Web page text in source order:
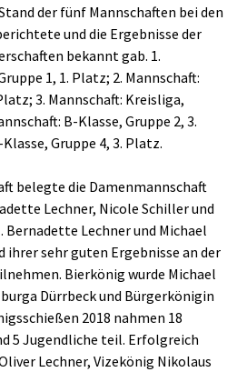
der fünf Mannschaften bei den
und die Ergebnisse der
bekannt gab. 1.
1, 1. Platz; 2. Mannschaft:
3. Mannschaft: Kreisliga,
B-Klasse, Gruppe 2, 3.
Gruppe 4, 3. Platz.
belegte die Damenmannschaft
Lechner, Nicole Schiller und
Bernadette Lechner und Michael
sehr guten Ergebnisse an der
Bierkönig wurde Michael
Dürrbeck und Bürgerkönigin
2018 nahmen 18
5 Jugendliche teil. Erfolgreich
Lechner, Vizekönig Nikolaus